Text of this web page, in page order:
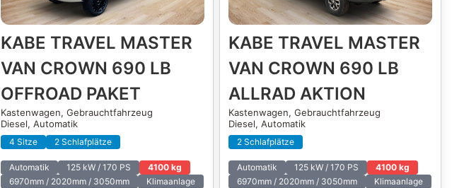
KABE TRAVEL MASTER
VAN CROWN 690 LB
OFFROAD PAKET
Kastenwagen, Gebrauchtfahrzeug
Diesel, Automatik
4 Sitze 2 Schlafplätze
Automatik 125 kW / 170 PS
4100 kg
6970mm / 2020mm / 3050mm
Klimaanlage
KABE TRAVEL MASTER
VAN CROWN 690 LB
ALLRAD AKTION
Kastenwagen, Gebrauchtfahrzeug
Diesel, Automatik
2 Schlafplätze
Automatik 125 kW / 170 PS
4100 kg
6970mm / 2020mm / 3050mm
Klimaanlage